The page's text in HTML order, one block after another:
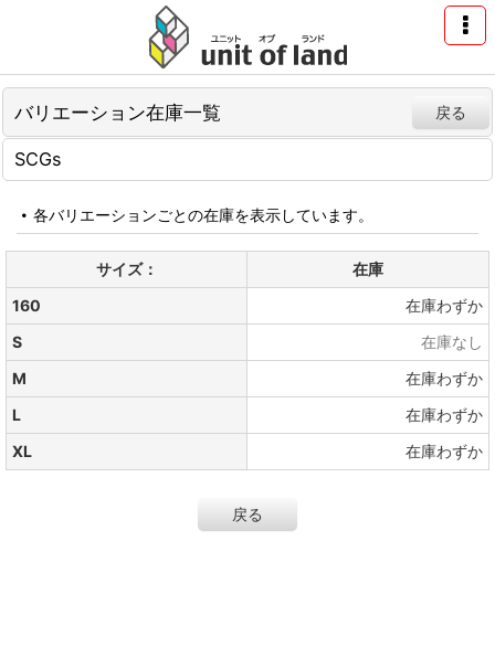
バリエーション在庫一覧 戻る
SCGs
各バリエーションごとの在庫を表示しています。
サイズ：
在庫
160
在庫わずか
S
在庫なし
M
在庫わずか
L
在庫わずか
XL
在庫わずか
戻る